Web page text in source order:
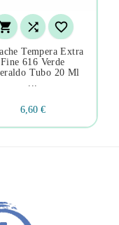
 
Tempera Extra
Fine 616 Verde
Tubo 20 Ml
...
6,60 €